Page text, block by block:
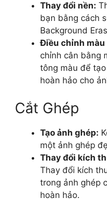
Thay đổi nền:
bạn bằng cách
Background
Điều chỉnh màu
chỉnh cân bằng
tông màu để
hoàn hảo cho
Cắt Ghép
Tạo ảnh ghép:
một ảnh ghép
Thay đổi kích
Thay đổi kích
trong ảnh ghép
hoàn hảo.